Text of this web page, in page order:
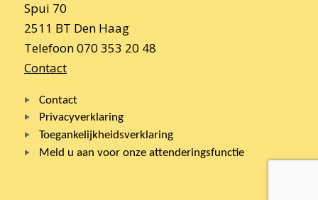
Spui 70
2511 BT Den Haag
Telefoon 070 353 20 48
Contact
Contact
Privacyverklaring
Toegankelijkheidsverklaring
Meld u aan voor onze attenderingsfunctie